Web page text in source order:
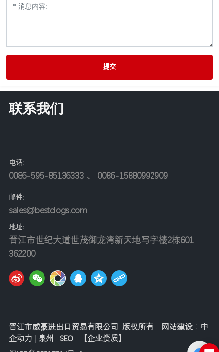
提交
联系我们
电话:
0086-595-85136333、 0086-15880992909
邮件:
sales@bestclogs.com
地址:
晋江市世纪大道世茂御龙湾新天地写字楼2栋601
362200
晋江市威豪进出口贸易有限公司 版权所有
网站建设：中
企动力
泉州 SEO【企业资质】